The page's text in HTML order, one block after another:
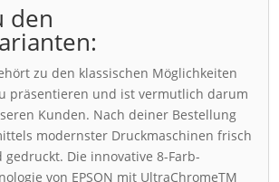
den
zu den klassischen Möglichkeiten
präsentieren und ist vermutlich darum
Kunden. Nach deiner Bestellung
modernster Druckmaschinen frisch
Die innovative 8-Farb-
von EPSON mit UltraChromeTM